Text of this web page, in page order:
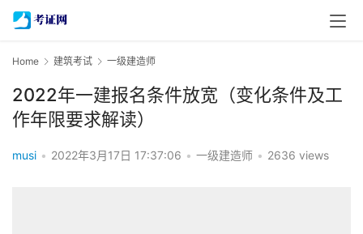
Home 建筑考试 一级建造师
2022年一建报名条件放宽（变化条件及工
作年限要求解读）
musi • 2022年3月17日 17:37:06 • 一级建造师 • 2636 views